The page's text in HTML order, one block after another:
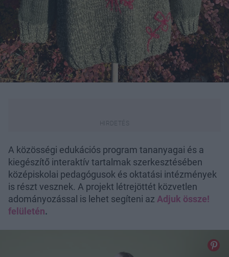
A közösségi edukációs program tananyagai és a
kiegészítő interaktív tartalmak szerkesztésében
középiskolai pedagógusok és oktatási intézmények
is részt vesznek. A projekt létrejöttét közvetlen
adományozással is lehet segíteni az Adjuk össze!
felületén.